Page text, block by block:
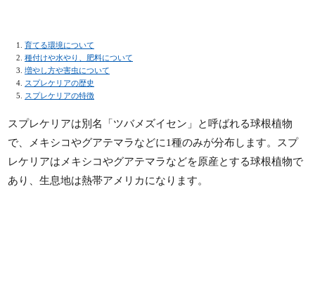
育てる環境について
種付けや水やり、肥料について
増やし方や害虫について
スプレケリアの歴史
スプレケリアの特徴
スプレケリアは別名「ツバメズイセン」と呼ばれる球根植物
で、メキシコやグアテマラなどに1種のみが分布します。スプ
レケリアはメキシコやグアテマラなどを原産とする球根植物で
あり、生息地は熱帯アメリカになります。